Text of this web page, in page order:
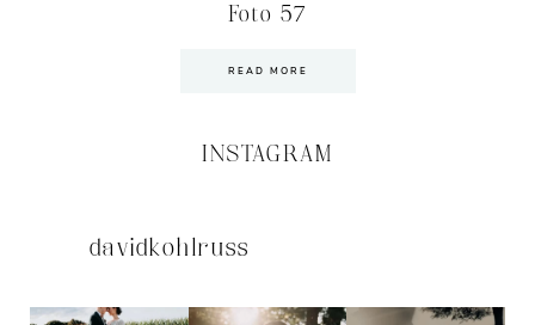
Foto 57
READ MORE
INSTAGRAM
davidkohlruss